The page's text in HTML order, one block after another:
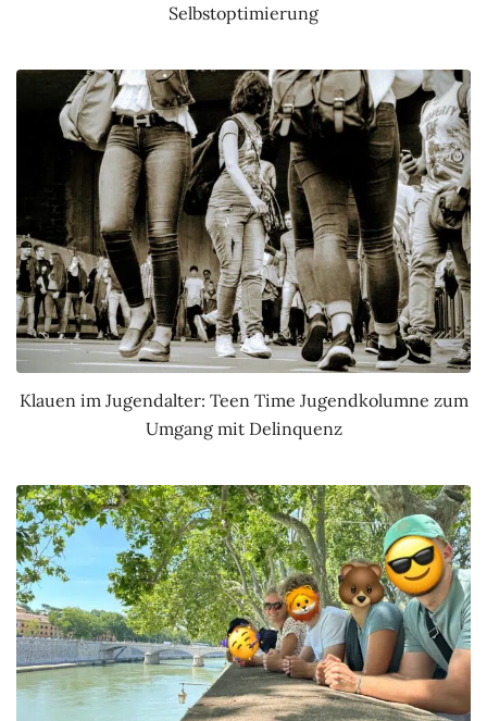
Selbstoptimierung
Klauen im Jugendalter: Teen Time Jugendkolumne zum
Umgang mit Delinquenz